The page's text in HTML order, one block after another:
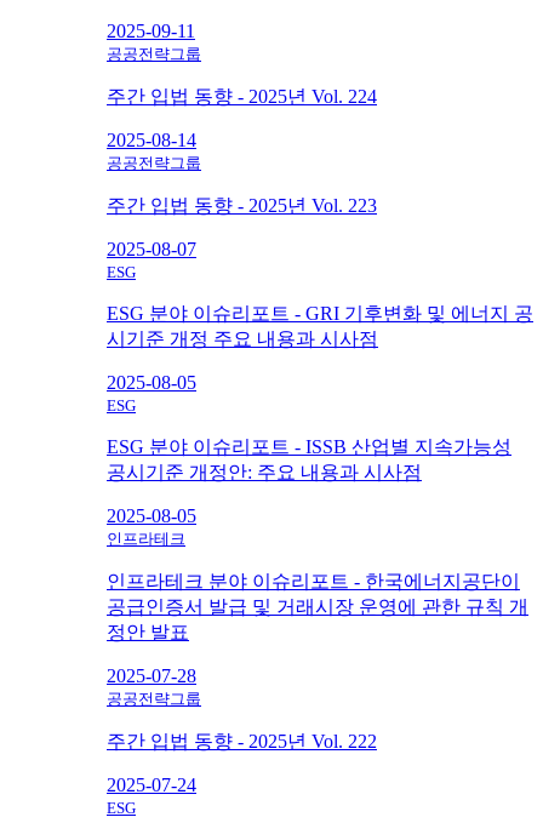
2025-09-11
공공전략그룹
주간 입법 동향 - 2025년 Vol. 224
2025-08-14
공공전략그룹
주간 입법 동향 - 2025년 Vol. 223
2025-08-07
ESG
ESG 분야 이슈리포트 - GRI 기후변화 및 에너지 공
시기준 개정 주요 내용과 시사점
2025-08-05
ESG
ESG 분야 이슈리포트 - ISSB 산업별 지속가능성
공시기준 개정안: 주요 내용과 시사점
2025-08-05
인프라테크
인프라테크 분야 이슈리포트 - 한국에너지공단이
공급인증서 발급 및 거래시장 운영에 관한 규칙 개
정안 발표
2025-07-28
공공전략그룹
주간 입법 동향 - 2025년 Vol. 222
2025-07-24
ESG